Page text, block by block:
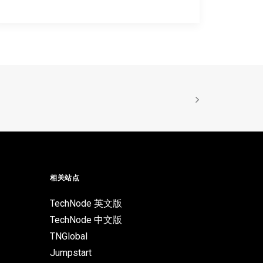
相关站点
TechNode 英文版
TechNode 中文版
TNGlobal
Jumpstart